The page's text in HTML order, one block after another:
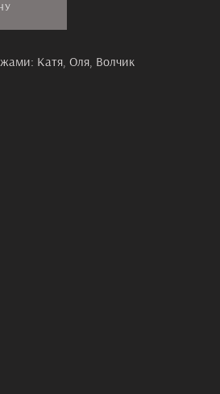
Катя, Оля, Волчик